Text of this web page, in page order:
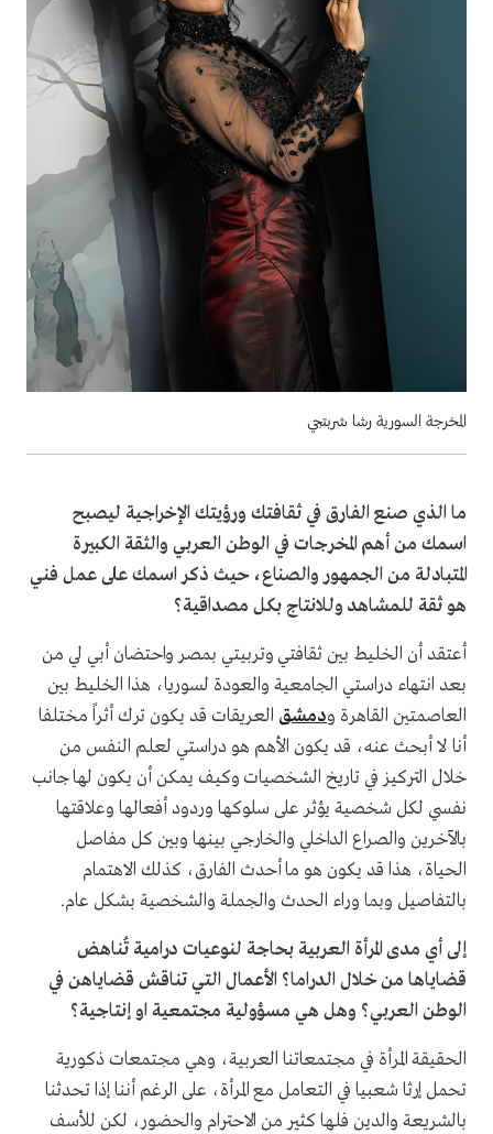
المخرجة السورية رشا شربتجي
ما الذي صنع الفارق في ثقافتك ورؤيتك الإخراجية ليصبح
اسمك من أهم المخرجات في الوطن العربي والثقة الكبيرة
المتبادلة من الجمهور والصناع، حيث ذكر اسمك على عمل فني
هو ثقة للمشاهد وللانتاج بكل مصداقية؟
أعتقد أن الخليط بين ثقافتي وتربيتي بمصر واحتضان أبي لي من
بعد انتهاء دراستي الجامعية والعودة لسوريا، هذا الخليط بين
العاصمتين القاهرة ودمشق العريقات قد يكون ترك أثراً مختلفا
أنا لا أبحث عنه، قد يكون الأهم هو دراستي لعلم النفس من
خلال التركيز في تاريخ الشخصيات وكيف يمكن أن يكون لها جانب
نفسي لكل شخصية يؤثر على سلوكها وردود أفعالها وعلاقتها
بالآخرين والصراع الداخلي والخارجي بينها وبين كل مفاصل
الحياة، هذا قد يكون هو ما أحدث الفارق، كذلك الاهتمام
بالتفاصيل وبما وراء الحدث والجملة والشخصية بشكل عام.
إلى أي مدى المرأة العربية بحاجة لنوعيات درامية تُناهض
قضاياها من خلال الدراما؟ الأعمال التي تناقش قضاياهن في
الوطن العربي؟ وهل هي مسؤولية مجتمعية او إنتاجية؟
الحقيقة المرأة في مجتمعاتنا العربية، وهي مجتمعات ذكورية
تحمل إرثا شعبيا في التعامل مع المرأة، على الرغم أننا إذا تحدثنا
بالشريعة والدين فلها كثير من الاحترام والحضور، لكن للأسف